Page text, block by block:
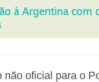
à Argentina com
não oficial para o